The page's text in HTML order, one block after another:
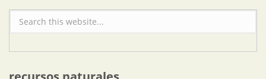
Formulario de búsqueda